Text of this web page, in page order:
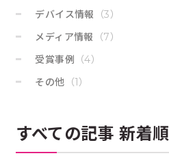
デバイス情報
（3）
メディア情報
（7）
受賞事例 （4）
その他 （1）
すべての記事 新着順